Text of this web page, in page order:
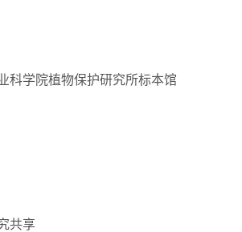
科学院植物保护研究所标本馆
共享